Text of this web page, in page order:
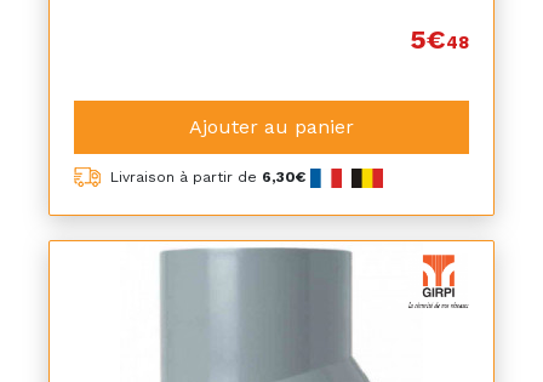
5€48
Ajouter au panier
Livraison à partir de 6,30€